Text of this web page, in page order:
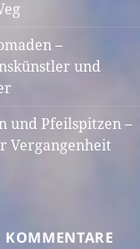
–
und
und Pfeilspitzen –
Vergangenheit
KOMMENTARE